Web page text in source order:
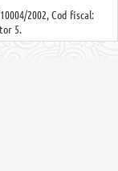
2002, Cod fiscal:
5.